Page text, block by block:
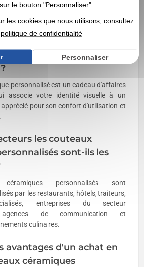
céramiques
un couteau céramique
personnalisé est un cadeau d'affaires
associe votre identité visuelle à un
apprécié pour son confort d'utilisation et
les couteaux
sont-ils les
personnalisés sont
par les restaurants, hôtels, traiteurs,
entreprises du secteur
agences de communication et
culinaires.
avantages d'un achat en
céramiques
le bouton "Personnaliser".
les cookies que nous utilisons, consultez
politique de confidentialité
Personnaliser